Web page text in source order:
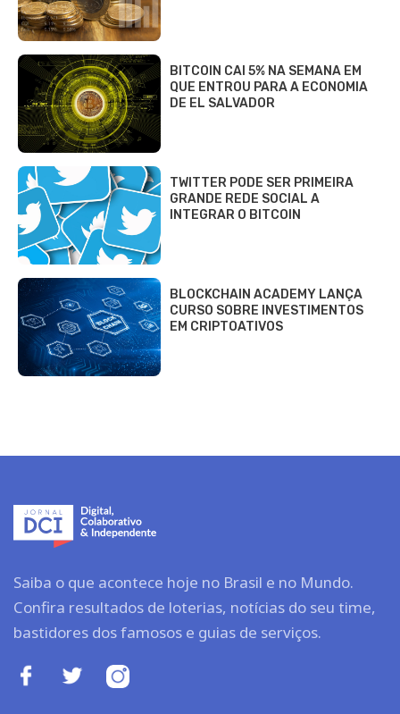
BITCOIN CAI 5% NA SEMANA EM
QUE ENTROU PARA A ECONOMIA
DE EL SALVADOR
TWITTER PODE SER PRIMEIRA
GRANDE REDE SOCIAL A
INTEGRAR O BITCOIN
BLOCKCHAIN ACADEMY LANÇA
CURSO SOBRE INVESTIMENTOS
EM CRIPTOATIVOS
Saiba o que acontece hoje no Brasil e no Mundo.
Confira resultados de loterias, notícias do seu time,
bastidores dos famosos e guias de serviços.